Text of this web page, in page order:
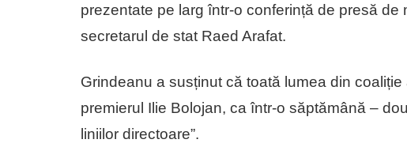
prezentate pe larg într-o conferință de presă de
secretarul de stat Raed Arafat.
Grindeanu a susținut că toată lumea din
premierul Ilie Bolojan, ca într-o săptămână –
liniilor directoare”.